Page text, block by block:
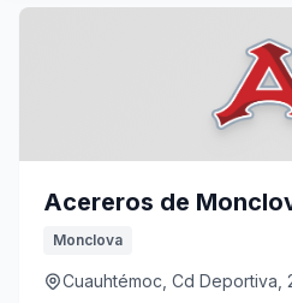
Acereros de
Monclova
Cuauhtémoc, Cd Deportiva,